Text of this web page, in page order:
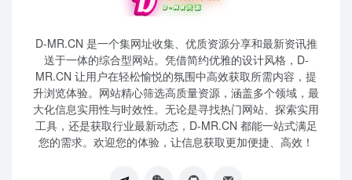
D-MR.CN 是一个集网址收集、优质资源分享和最新资讯推
送于一体的综合型网站。凭借简约优雅的设计风格，D-
MR.CN 让用户在轻松愉悦的氛围中高效获取所需内容，提
升浏览体验。网站精心筛选高质量资源，涵盖多个领域，最
大化信息实用性与时效性。无论是寻找热门网站、探索实用
工具，还是获取行业最新动态，D-MR.CN 都能一站式满足
您的需求。欢迎您的体验，让信息获取更加便捷、高效！